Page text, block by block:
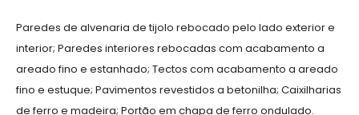
Paredes de alvenaria de tijolo rebocado pelo lado exterior e
interior; Paredes interiores rebocadas com acabamento a
areado fino e estanhado; Tectos com acabamento a areado
fino e estuque; Pavimentos revestidos a betonilha; Caixilharias
de ferro e madeira; Portão em chapa de ferro ondulado.